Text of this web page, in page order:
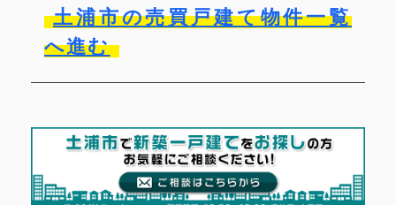
土浦市の売買戸建て物件一覧
へ進む